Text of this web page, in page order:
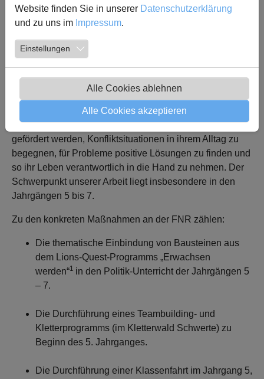
Soziales Lernen
Lernen lernen
Soziales Lernen
Die Förderung und Entwicklung der sozialen
Kompetenzen junger Menschen zu unterstützen, gehört
zu den wichtigsten Zielen einer jeden Schule. Die
Schülerinnen und Schüler sollen in ihrer Fähigkeit
gefördert werden, Konfliktsituationen in ihrem Alltag zu
begegnen, für Probleme positive Lösungen zu finden und
so ihr Leben verantwortlich in die Hand zu nehmen. Der
Schwerpunkt unserer Arbeit liegt insbesondere in den
Jahrgängen 5 bis 7.
Zu den konkreten Maßnahmen an der FNR zählen:
Die thematische Einbindung von Bausteinen aus
dem Lions-Quest-Programms „Erwachsen
werden“1 in den Politik-Unterricht der Jahrgängen 5
– 7.
Die Durchführung eines Teambuilding- und
Kletterprogramms (im Kletterwald Schwerte) zu
Beginn des 5. Jahrganges.
Die Durchführung einer Klassenfahrt im Jahrgang 5,
Website finden Sie in unserer Datenschutzerklärung
und zu uns im Impressum.
Einstellungen
Alle Cookies ablehnen
Alle Cookies akzeptieren